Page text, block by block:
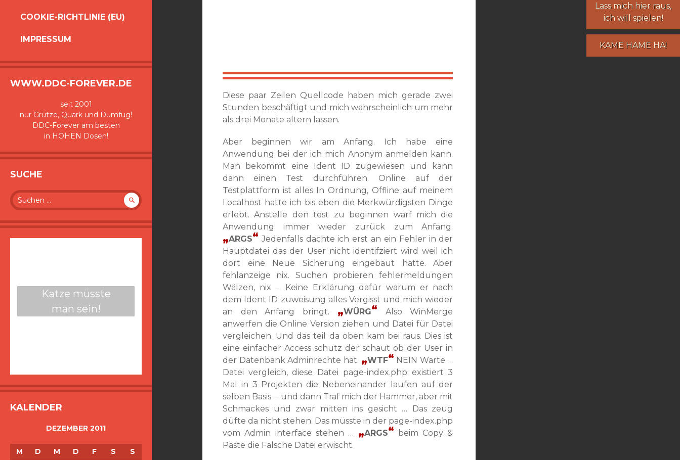
COOKIE-RICHTLINIE (EU)
IMPRESSUM
WWW.DDC-FOREVER.DE
seit 2001
nur Grütze, Quark und Dumfug!
DDC-Forever am besten
in HOHEN Dosen!
SUCHE
Suche
nach:
Katze müsste
man sein!
KALENDER
DEZEMBER 2011
M D M D F S
S
Lass mich hier raus,
ich will spielen!
KAME HAME HA!
Diese paar Zeilen Quellcode haben mich gerade zwei
Stunden beschäftigt und mich wahrscheinlich um mehr
als drei Monate altern lassen.
Aber beginnen wir am Anfang. Ich habe eine
Anwendung bei der ich mich Anonym anmelden kann.
Man bekommt eine Ident ID zugewiesen und kann
dann einen Test durchführen. Online auf der
Testplattform ist alles In Ordnung, Offline auf meinem
Localhost hatte ich bis eben die Merkwürdigsten Dinge
erlebt. Anstelle den test zu beginnen warf mich die
Anwendung immer wieder zurück zum Anfang.
ARGS
Jedenfalls dachte ich erst an ein Fehler in der
Hauptdatei das der User nicht identifziert wird weil ich
dort eine Neue Sicherung eingebaut hatte. Aber
fehlanzeige nix. Suchen probieren fehlermeldungen
Wälzen, nix … Keine Erklärung dafür warum er nach
dem Ident ID zuweisung alles Vergisst und mich wieder
an den Anfang bringt.
WÜRG
Also WinMerge
anwerfen die Online Version ziehen und Datei für Datei
vergleichen. Und das teil da oben kam bei raus. Dies ist
eine einfacher Access schutz der schaut ob der User in
der Datenbank Adminrechte hat.
WTF
NEIN Warte …
Datei vergleich, diese Datei page-index.php existiert 3
Mal in 3 Projekten die Nebeneinander laufen auf der
selben Basis … und dann Traf mich der Hammer, aber mit
Schmackes und zwar mitten ins gesicht … Das zeug
düfte da nicht stehen. Das müsste in der page-index.php
vom Admin interface stehen …
ARGS
beim Copy &
Paste die Falsche Datei erwischt.